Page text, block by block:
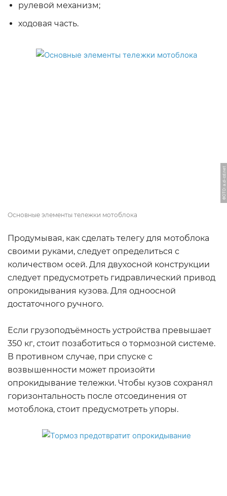
рулевой механизм;
ходовая часть.
ФОТО: a.d-cd.net
Основные элементы тележки мотоблока
Продумывая, как сделать телегу для мотоблока
своими руками, следует определиться с
количеством осей. Для двухосной конструкции
следует предусмотреть гидравлический привод
опрокидывания кузова. Для одноосной
достаточного ручного.
Если грузоподъёмность устройства превышает
350 кг, стоит позаботиться о тормозной системе.
В противном случае, при спуске с
возвышенности может произойти
опрокидывание тележки. Чтобы кузов сохранял
горизонтальность после отсоединения от
мотоблока, стоит предусмотреть упоры.